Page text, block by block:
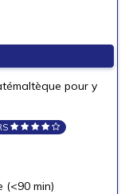
pour y
(<90 min)